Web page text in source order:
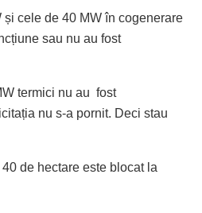
și cele de 40 MW în cogenerare
sau nu au fost
termici nu au fost
nu s-a pornit. Deci stau
de hectare este blocat la